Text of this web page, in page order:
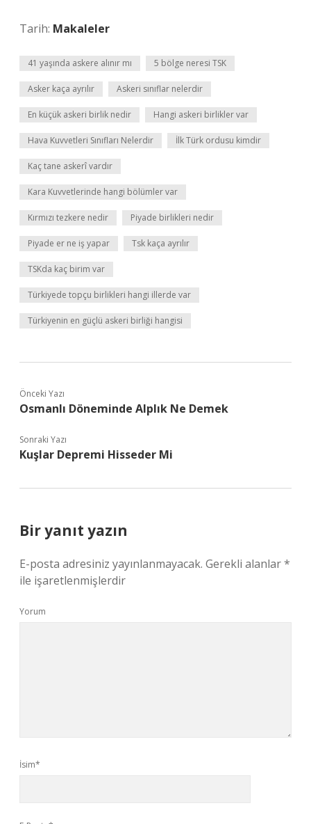
Tarih: Makaleler
41 yaşında askere alınır mı 5 bölge neresi TSK
Asker kaça ayrılır Askeri sınıflar nelerdir
En küçük askeri birlik nedir Hangi askeri birlikler var
Hava Kuvvetleri Sınıfları Nelerdir İlk Türk ordusu kimdir
Kaç tane askerî vardır
Kara Kuvvetlerinde hangi bölümler var
Kırmızı tezkere nedir Piyade birlikleri nedir
Piyade er ne iş yapar Tsk kaça ayrılır
TSKda kaç birim var
Türkiyede topçu birlikleri hangi illerde var
Türkiyenin en güçlü askeri birliği hangisi
Önceki Yazı
Osmanlı Döneminde Alplık Ne Demek
Sonraki Yazı
Kuşlar Depremi Hisseder Mi
Bir yanıt yazın
E-posta adresiniz yayınlanmayacak. Gerekli alanlar*
ile işaretlenmişlerdir
Yorum
İsim*